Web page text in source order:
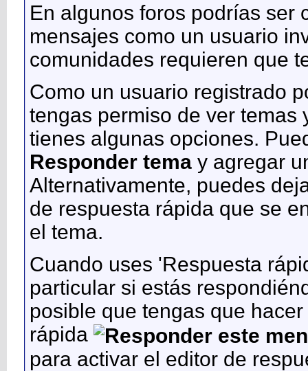
En algunos foros podrías ser
mensajes como un usuario
comunidades requieren que
Como un usuario registrado
tengas permiso de ver temas
tienes algunas opciones.
Responder tema y agregar
Alternativamente, puedes
de respuesta rápida que se
el tema.
Cuando uses 'Respuesta
particular si estás
posible que tengas que
rápida
para activar el editor de